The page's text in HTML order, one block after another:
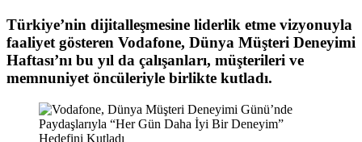
Türkiye’nin dijitalleşmesine liderlik etme vizyonuyla
faaliyet gösteren Vodafone, Dünya Müşteri Deneyimi
Haftası’nı bu yıl da çalışanları, müşterileri ve
memnuniyet öncüleriyle birlikte kutladı.